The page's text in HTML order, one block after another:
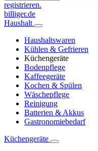
registrieren.
billiger.de
Haushalt
Haushaltswaren
Kühlen & Gefrieren
Küchengeräte
Bodenpflege
Kaffeegeräte
Kochen & Spülen
Wäschepflege
Reinigung
Batterien & Akkus
Gastronomiebedarf
Küchengeräte